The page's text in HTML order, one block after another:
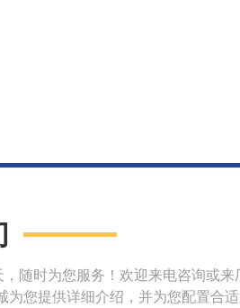
随时为您服务！欢迎来电咨询或来
为您提供详细介绍，并为您配置合